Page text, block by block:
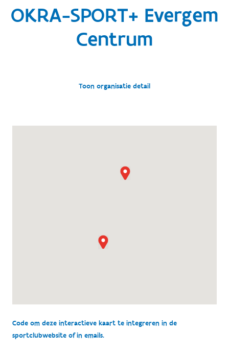
OKRA-SPORT+ Evergem
Centrum
Toon organisatie detail
Code om deze interactieve kaart te integreren in de
sportclubwebsite of in emails.